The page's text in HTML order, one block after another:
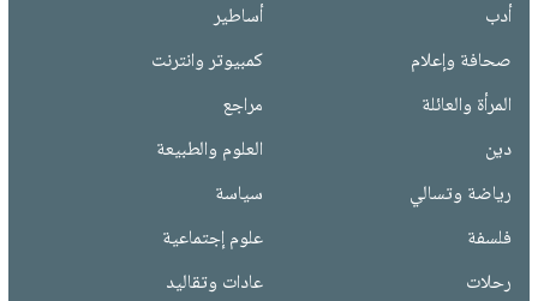
أدب
أساطير
صحافة وإعلام
كمبيوتر وانترنت
المرأة والعائلة
مراجع
دين
العلوم والطبيعة
رياضة وتسالي
سياسة
فلسفة
علوم إجتماعية
رحلات
عادات وتقاليد